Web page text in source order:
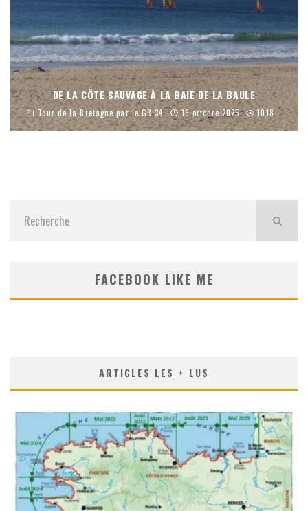
DE LA CÔTE SAUVAGE À LA BAIE DE LA BAULE
Tour de la Bretagne par le GR 34 16 octobre 2025 1018
FACEBOOK LIKE ME
ARTICLES LES + LUS